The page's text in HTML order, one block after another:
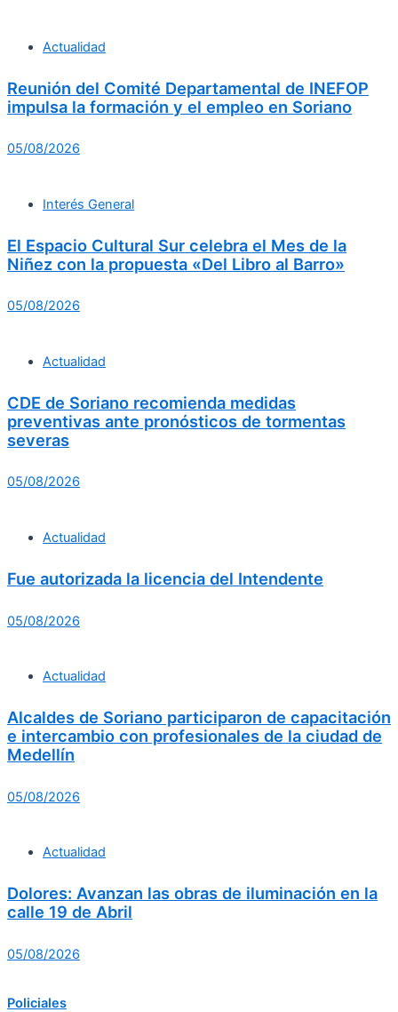
Actualidad
Reunión del Comité Departamental de INEFOP
impulsa la formación y el empleo en Soriano
05/08/2026
Interés General
El Espacio Cultural Sur celebra el Mes de la
Niñez con la propuesta «Del Libro al Barro»
05/08/2026
Actualidad
CDE de Soriano recomienda medidas
preventivas ante pronósticos de tormentas
severas
05/08/2026
Actualidad
Fue autorizada la licencia del Intendente
05/08/2026
Actualidad
Alcaldes de Soriano participaron de capacitación
e intercambio con profesionales de la ciudad de
Medellín
05/08/2026
Actualidad
Dolores: Avanzan las obras de iluminación en la
calle 19 de Abril
05/08/2026
Policiales